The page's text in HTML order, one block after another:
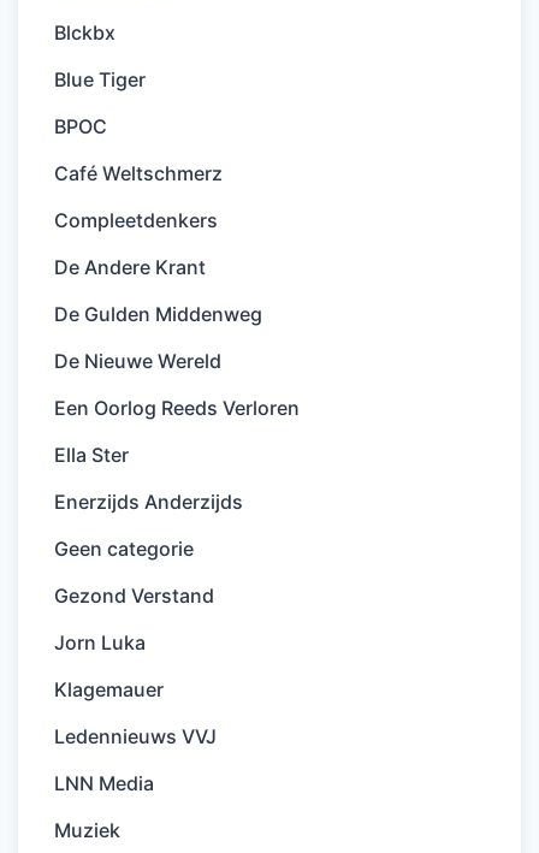
Blckbx
Blue Tiger
BPOC
Café Weltschmerz
Compleetdenkers
De Andere Krant
De Gulden Middenweg
De Nieuwe Wereld
Een Oorlog Reeds Verloren
Ella Ster
Enerzijds Anderzijds
Geen categorie
Gezond Verstand
Jorn Luka
Klagemauer
Ledennieuws VVJ
LNN Media
Muziek